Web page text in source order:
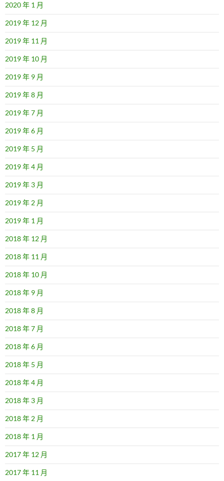
2020 年 1 月
2019 年 12 月
2019 年 11 月
2019 年 10 月
2019 年 9 月
2019 年 8 月
2019 年 7 月
2019 年 6 月
2019 年 5 月
2019 年 4 月
2019 年 3 月
2019 年 2 月
2019 年 1 月
2018 年 12 月
2018 年 11 月
2018 年 10 月
2018 年 9 月
2018 年 8 月
2018 年 7 月
2018 年 6 月
2018 年 5 月
2018 年 4 月
2018 年 3 月
2018 年 2 月
2018 年 1 月
2017 年 12 月
2017 年 11 月